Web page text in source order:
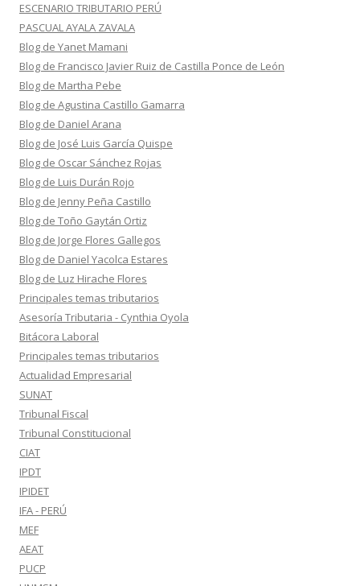
ESCENARIO TRIBUTARIO PERÚ
PASCUAL AYALA ZAVALA
Blog de Yanet Mamani
Blog de Francisco Javier Ruiz de Castilla Ponce de León
Blog de Martha Pebe
Blog de Agustina Castillo Gamarra
Blog de Daniel Arana
Blog de José Luis García Quispe
Blog de Oscar Sánchez Rojas
Blog de Luis Durán Rojo
Blog de Jenny Peña Castillo
Blog de Toño Gaytán Ortiz
Blog de Jorge Flores Gallegos
Blog de Daniel Yacolca Estares
Blog de Luz Hirache Flores
Principales temas tributarios
Asesoría Tributaria - Cynthia Oyola
Bitácora Laboral
Principales temas tributarios
Actualidad Empresarial
SUNAT
Tribunal Fiscal
Tribunal Constitucional
CIAT
IPDT
IPIDET
IFA - PERÚ
MEF
AEAT
PUCP